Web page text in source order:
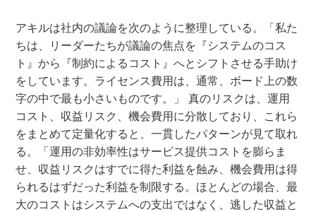
アキルは社内の議論を次のように整理している。「私た
ちは、リーダーたちが議論の焦点を『システムのコス
ト』から『制約によるコスト』へとシフトさせる手助け
をしています。ライセンス費用は、通常、ボード上の数
字の中で最も小さいものです。」 真のリスクは、運用
コスト、収益リスク、機会費用に分散しており、これら
をまとめて定量化すると、一貫したパターンが見て取れ
る。「運用の非効率性はサービス提供コストを膨らま
せ、収益リスクはすでに得た利益を蝕み、機会費用は得
られるはずだった利益を制限する。ほとんどの場合、最
大のコストはシステムへの支出ではなく、逃した収益と